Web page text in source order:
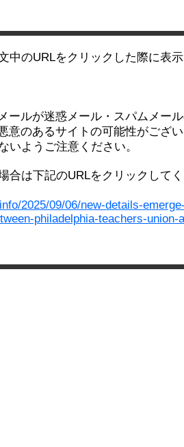
中のURLをクリックした際に表
ールが迷惑メール・スパムメー
意のあるサイトの可能性がござ
いようご注意ください。
合は下記のURLをクリックして
2025/09/06/new-details-
philadelphia-teachers-union-